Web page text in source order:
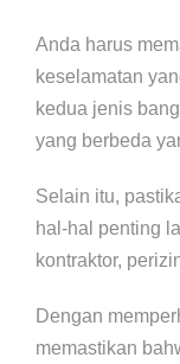
Anda harus
keselamatan
kedua jenis
yang berbeda
Selain itu,
hal-hal penting
kontraktor,
Dengan
memastikan